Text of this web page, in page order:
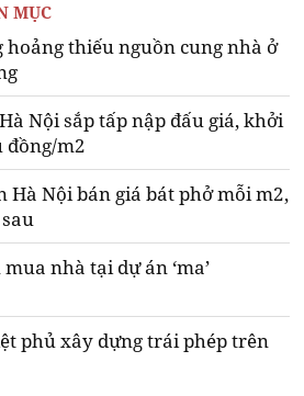
MỤC
thiếu nguồn cung nhà ở
Nội sắp tấp nập đấu giá, khởi
đồng/m2
Nội bán giá bát phở mỗi m2,
nhà tại dự án ‘ma’
phủ xây dựng trái phép trên